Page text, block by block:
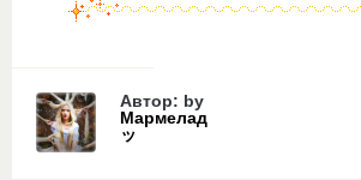
Автор: by
Мармелад
ッ